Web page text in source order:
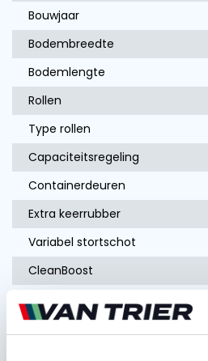
Bouwjaar
Bodembreedte
Bodemlengte
Rollen
Type rollen
Capaciteitsregeling
Containerdeuren
Extra keerrubber
Variabel stortschot
CleanBoost